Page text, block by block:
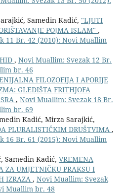
Samedin Kadić, "LJUTI
POJMA ISLAM" ,
11 Br. 42 (2010): Novi Muallim
, Novi Muallim: Svezak 12 Br.
br. 46
FILOZOFIJA I APORIJE
GLEDIŠTA FRITHJOFA
, Novi Muallim: Svezak 18 Br.
br. 69
Kadić, Mirza Sarajkić,
PLURALISTIČKIM DRUŠTVIMA ,
16 Br. 61 (2015): Novi Muallim
Samedin Kadić, VREMENA
ZA UMJETNIČKU PRAKSU I
IZRAZA , Novi Muallim: Svezak
Muallim br. 48